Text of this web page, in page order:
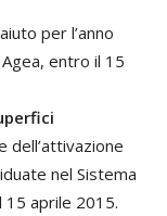
per l’anno
entro il 15
dell’attivazione
nel Sistema
aprile 2015.